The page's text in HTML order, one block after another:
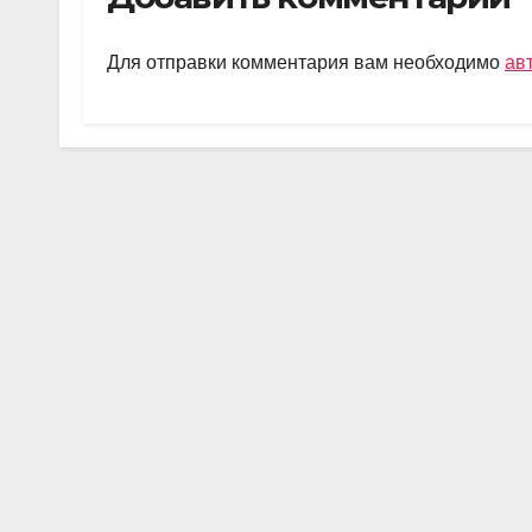
gr
a
s
A
p
o
kl
ss
а
в
ть
Для отправки комментария вам необходимо